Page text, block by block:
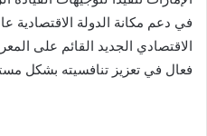
في دعم مكانة الدولة الاقتصادية
الاقتصادي الجديد القائم على
فعال في تعزيز تنافسيته بشكل